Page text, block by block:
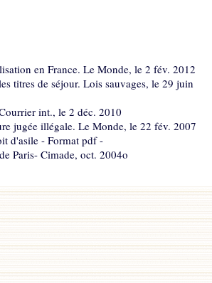
en France. Le Monde, le 2 fév. 2012
titres de séjour. Lois sauvages, le 29 juin
int., le 2 déc. 2010
jugée illégale. Le Monde, le 22 fév. 2007
d'asile - Format pdf -
Paris- Cimade, oct. 2004o